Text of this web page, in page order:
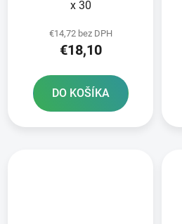
x 30
€14,72 bez DPH
€18,10
DO KOŠÍKA